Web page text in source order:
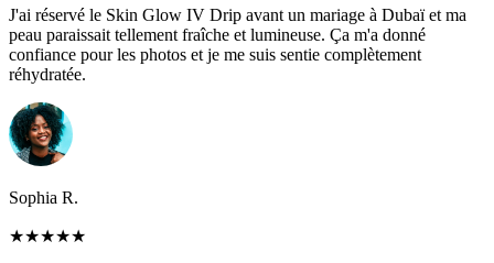
J'ai réservé le Skin Glow IV Drip avant un mariage à Dubaï et ma
peau paraissait tellement fraîche et lumineuse. Ça m'a donné
confiance pour les photos et je me suis sentie complètement
réhydratée.
Sophia R.
★★★★★